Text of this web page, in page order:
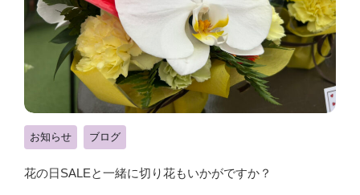
お知らせ ブログ
花の日SALEと一緒に切り花もいかがですか？